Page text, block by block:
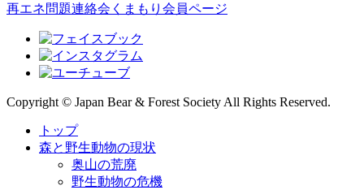
再エネ問題連絡会 くまもり会員ページ
Copyright © Japan Bear & Forest Society All Rights Reserved.
トップ
森と野生動物の現状
奥山の荒廃
野生動物の危機